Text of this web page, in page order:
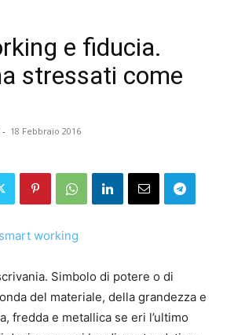
e fiducia.
stressati come
- 18 Febbraio 2016
Simbolo di potere o di
del materiale, della grandezza e
fredda e metallica se eri l’ultimo